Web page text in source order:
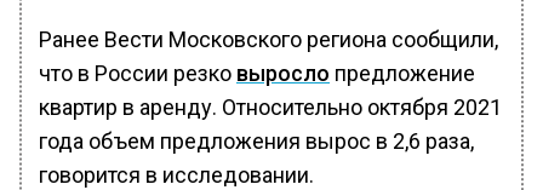
Ранее Вести Московского региона сообщили,
что в России резко выросло предложение
квартир в аренду. Относительно октября 2021
года объем предложения вырос в 2,6 раза,
говорится в исследовании.